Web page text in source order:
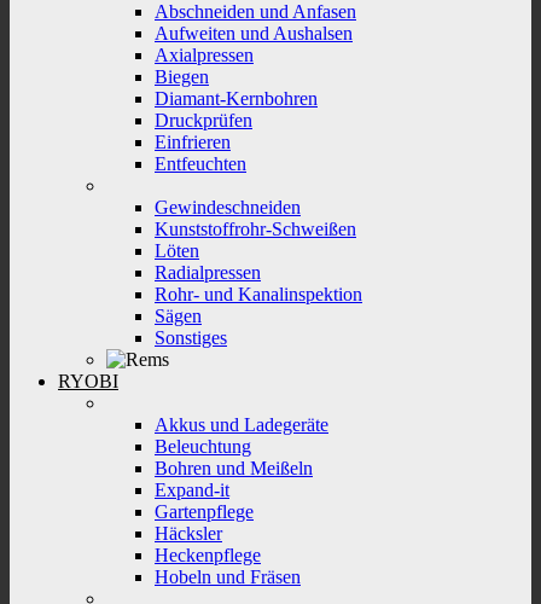
Abschneiden und Anfasen
Aufweiten und Aushalsen
Axialpressen
Biegen
Diamant-Kernbohren
Druckprüfen
Einfrieren
Entfeuchten
Gewindeschneiden
Kunststoffrohr-Schweißen
Löten
Radialpressen
Rohr- und Kanalinspektion
Sägen
Sonstiges
RYOBI
Akkus und Ladegeräte
Beleuchtung
Bohren und Meißeln
Expand-it
Gartenpflege
Häcksler
Heckenpflege
Hobeln und Fräsen